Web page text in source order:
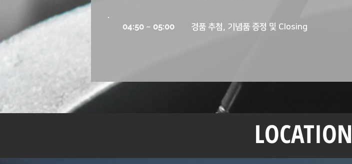
04:50 ~ 05:00 ​경품 추첨, 기념품 증정 및 Closing
LOCATION